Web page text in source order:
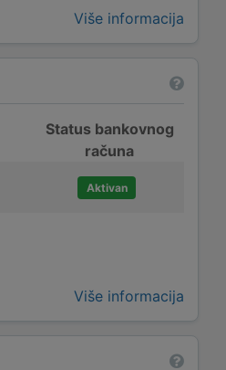
Više informacija
Status bankovnog
računa
Aktivan
Više informacija